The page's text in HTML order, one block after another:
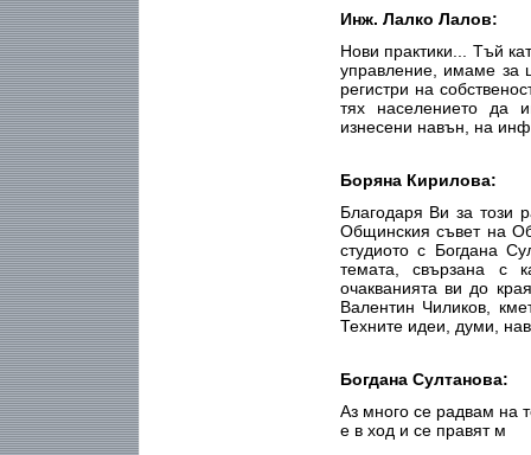
Инж. Лалко Лалов:
Нови практики... Тъй
управление, имаме за
регистри на
тях населението да
изнесени навън, на
Боряна Кирилова:
Благодаря Ви за този
Общинския съвет на
студиото с Богдана
темата, свързана с
очакванията ви до
Валентин Чиликов,
Техните идеи, думи,
Богдана Султанова:
Аз много се радвам на
е в ход и се правят м